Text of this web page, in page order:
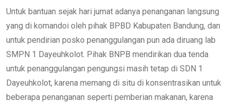
Untuk bantuan sejak hari jumat adanya penanganan langsung
yang di komandoi oleh pihak BPBD Kabupaten Bandung, dan
untuk pendirian posko penanggulangan pun ada diruang lab
SMPN 1 Dayeuhkolot. Pihak BNPB mendirikan dua tenda
untuk penanggulangan pengungsi masih tetap di SDN 1
Dayeuhkolot, karena memang di situ di konsentrasikan untuk
beberapa penanganan seperti pemberian makanan, karena